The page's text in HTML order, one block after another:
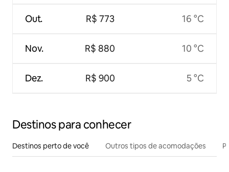
Out.
Nov.
Dez.
R$ 773
R$ 880
R$ 900
16 °C
10 °C
5 °C
Destinos para conhecer
Destinos perto de você Outros tipos de acomodações